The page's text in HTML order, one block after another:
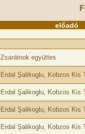
előadó
Zsarátnok együttes
Erdal Şalikoglu, Kobzos Kis
Erdal Şalikoglu, Kobzos Kis
Erdal Şalikoglu, Kobzos Kis
Erdal Şalikoglu, Kobzos Kis